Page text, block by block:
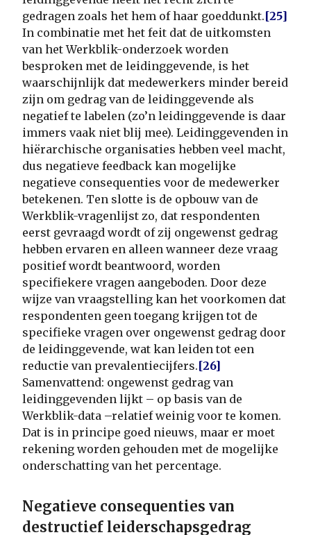
gedragen zoals het hem of haar goeddunkt.[25]
In combinatie met het feit dat de uitkomsten
van het Werkblik-onderzoek worden
besproken met de leidinggevende, is het
waarschijnlijk dat medewerkers minder bereid
zijn om gedrag van de leidinggevende als
negatief te labelen (zo’n leidinggevende is daar
immers vaak niet blij mee). Leidinggevenden in
hiërarchische organisaties hebben veel macht,
dus negatieve feedback kan mogelijke
negatieve consequenties voor de medewerker
betekenen. Ten slotte is de opbouw van de
Werkblik-vragenlijst zo, dat respondenten
eerst gevraagd wordt of zij ongewenst gedrag
hebben ervaren en alleen wanneer deze vraag
positief wordt beantwoord, worden
specifiekere vragen aangeboden. Door deze
wijze van vraagstelling kan het voorkomen dat
respondenten geen toegang krijgen tot de
specifieke vragen over ongewenst gedrag door
de leidinggevende, wat kan leiden tot een
reductie van prevalentiecijfers.[26]
Samenvattend: ongewenst gedrag van
leidinggevenden lijkt – op basis van de
Werkblik-data –relatief weinig voor te komen.
Dat is in principe goed nieuws, maar er moet
rekening worden gehouden met de mogelijke
onderschatting van het percentage.
Negatieve consequenties van
destructief leiderschapsgedrag